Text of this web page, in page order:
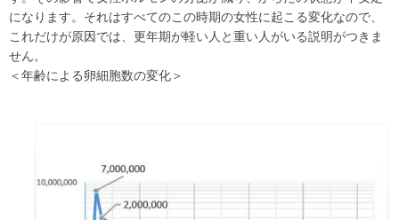
になります。それはすべてのこの時期の女性に起こる変化なので、
これだけが原因では、更年期が軽い人と重い人がいる説明がつきま
せん。
＜年齢による卵細胞数の変化＞